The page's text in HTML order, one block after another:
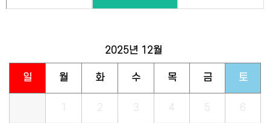
2025년 12월
일 월 화 수 목 금 토
1 2 3 4 5 6